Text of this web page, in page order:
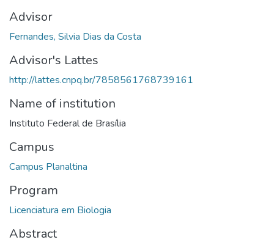
Advisor
Fernandes, Silvia Dias da Costa
Advisor's Lattes
http://lattes.cnpq.br/7858561768739161
Name of institution
Instituto Federal de Brasília
Campus
Campus Planaltina
Program
Licenciatura em Biologia
Abstract